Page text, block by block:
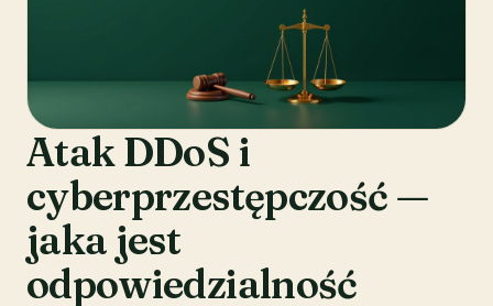
Atak DDoS i
cyberprzestępczość —
jaka jest
odpowiedzialność